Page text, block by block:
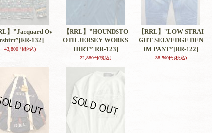
】”Jacquard Ov
[RR-132]
43,800円(税込)
【RRL】”HOUNDSTO
OTH JERSEY WORKS
HIRT”[RR-123]
22,880円(税込)
【RRL】”LOW STRAI
GHT SELVEDGE DEN
IM PANT”[RR-122]
38,500円(税込)